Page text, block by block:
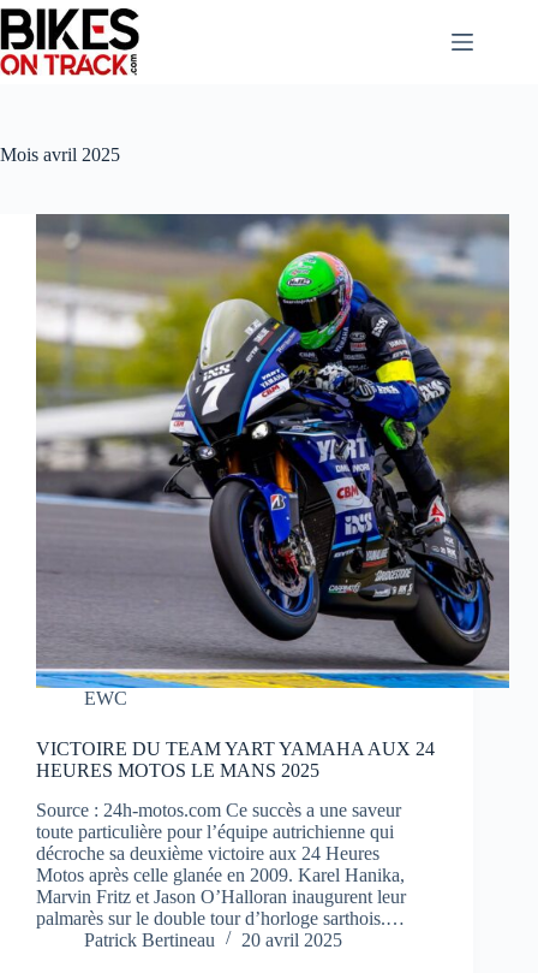
Passer
au
contenu
Mois avril 2025
EWC
VICTOIRE DU TEAM YART YAMAHA AUX 24
HEURES MOTOS LE MANS 2025
Source : 24h-motos.com Ce succès a une saveur
toute particulière pour l’équipe autrichienne qui
décroche sa deuxième victoire aux 24 Heures
Motos après celle glanée en 2009. Karel Hanika,
Marvin Fritz et Jason O’Halloran inaugurent leur
palmarès sur le double tour d’horloge sarthois.…
Patrick Bertineau
20 avril 2025